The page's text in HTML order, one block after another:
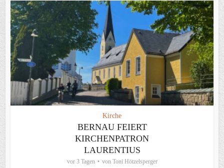
Kirche
BERNAU FEIERT
KIRCHENPATRON
LAURENTIUS
vor 3 Tagen von Toni Hötzelsperger